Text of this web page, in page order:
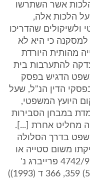
אשר השתרשו
הלכות אלה,
ולשיקולים שהדריכו
כי היא לא
מהותית היורדת
להתערבות בית
הדגיש בפסק
הדין הנ"ל, שעל
היועץ המשפטי,
במבחן הסבירות
מחליט אחרת [...].
בדרך הסלולה
משום סטייה או
חידוש מבחינה משפטית." (דנג"ץ 4742/93 פרייברג נ'